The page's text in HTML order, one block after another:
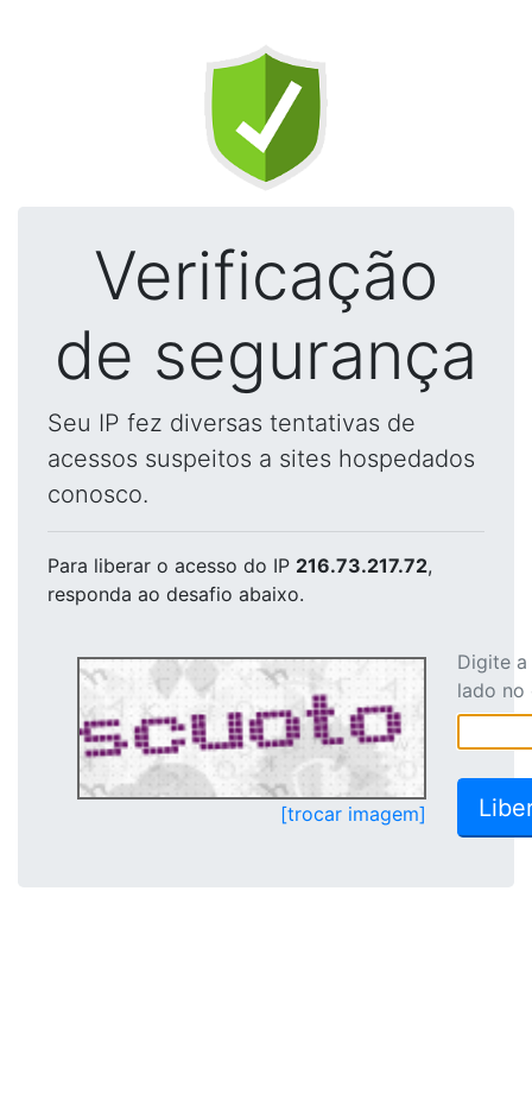
Verificação
de segurança
Seu IP fez diversas tentativas de
acessos suspeitos a sites hospedados
conosco.
Para liberar o acesso do IP 216.73.217.72,
responda ao desafio abaixo.
[trocar imagem]
Digite
lado no